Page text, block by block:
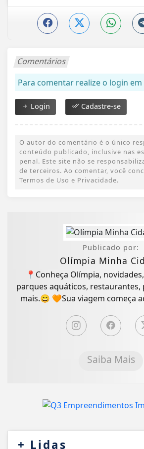
Comentários
Para comentar realize o login em
Login Cadastre-se
O autor do comentário é o único
conteúdo publicado, inclusive nas
penal. Este site não se
de terceiros. Ao comentar, você
Termos de Uso e Privacidade.
Publicado por:
Olímpia Minha
📍Conheça Olímpia,
parques aquáticos, restaurantes,
mais.😄 🧡Sua viagem
Saiba Mais
+ Lidas